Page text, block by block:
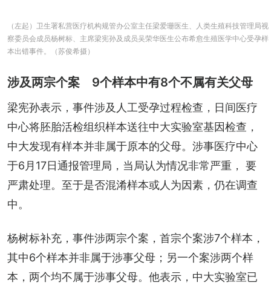
（左起）卫生署私营医疗机构规管办公室主任梁爱珊医生、人类生殖科技管理局视
察委员会成员杨树标、主席梁宪孙及成员吴荣华医生公布希愈生殖医学中心受孕样
本出错事件。（苏俊希摄）
涉及两宗个案 9个样本中有8个不属有关父母
梁宪孙表示，事件涉及人工受孕过程检查，日间医疗
中心将胚胎活检组织样本送往中大实验室基因检查，
中大发现有样本并非属于原本的父母。涉事医疗中心
于6月17日通报管理局，当局认为情况非常严重， 要
严肃处理。至于是否混淆样本或人为因素，仍在调查
中。
杨树标补充，事件涉两宗个案，首宗个案涉7个样本，
其中6个样本并非属于涉事父母；另一个案涉两个样
本，两个均不属于涉事父母。他表示，中大实验室已